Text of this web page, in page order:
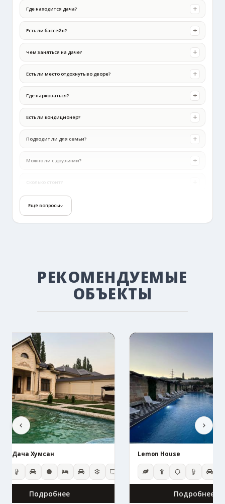
Где находится дача?
Есть ли бассейн?
Чем заняться на даче?
Есть ли место отдохнуть во дворе?
Где парковаться?
Есть ли кондиционер?
Подходит ли для семьи?
Можно ли с друзьями?
Сколько стоит?
Как забронировать?
Ещё вопросы
РЕКОМЕНДУЕМЫЕ
ОБЪЕКТЫ
087 Дача Хумсан
Подробнее
Lemon House
Подробнее